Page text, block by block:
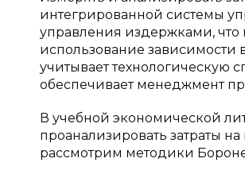
интегрированной системы
управления издержками,
использование зависимости
учитывает
обеспечивает менеджмент
В учебной экономической
проанализировать затраты
рассмотрим методики